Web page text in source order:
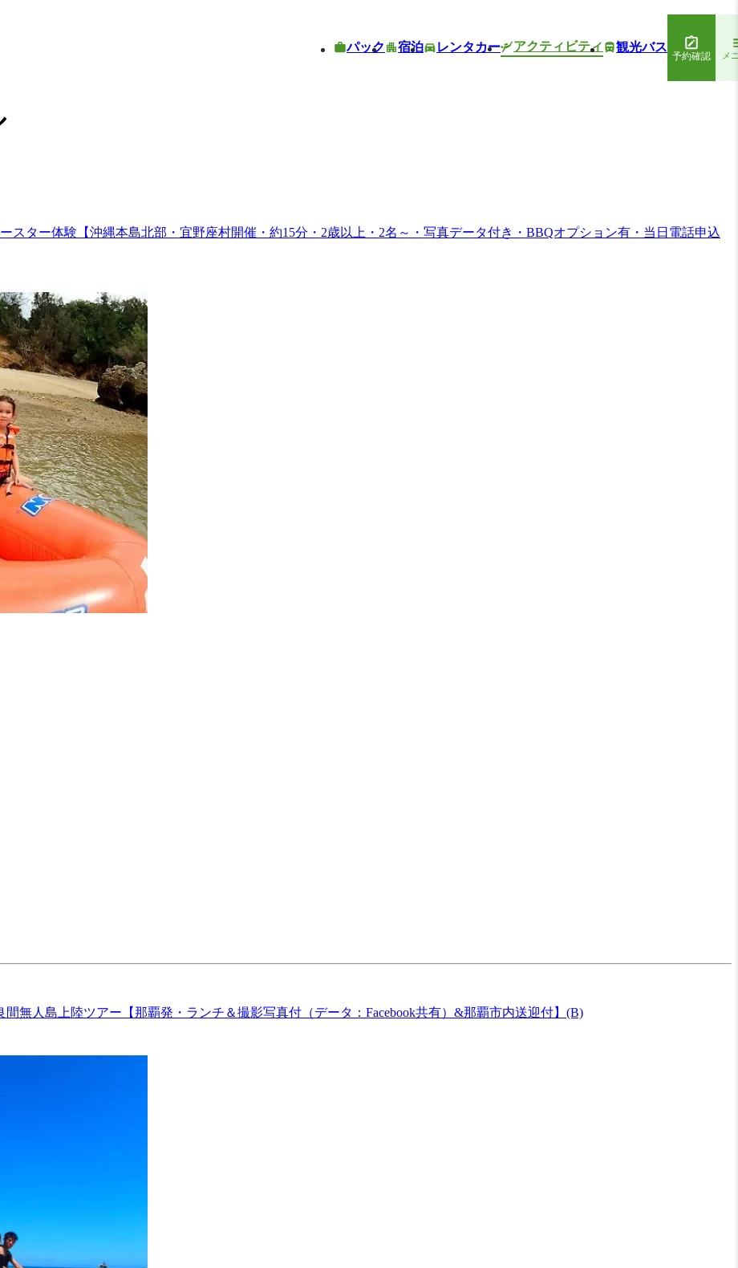
パック 宿泊 レンタカー アクティビティ 観光バス
予約確認 メ
ター体験【沖縄本島北部・宜野座村開催・約15分・2歳以上・2名～・写真データ付き・BBQオプション有・当日電話申込
無人島上陸ツアー【那覇発・ランチ＆撮影写真付（データ：Facebook共有）&那覇市内送迎付】(B)